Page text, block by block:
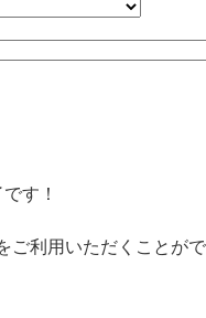
す！
ご利用いただくことがで